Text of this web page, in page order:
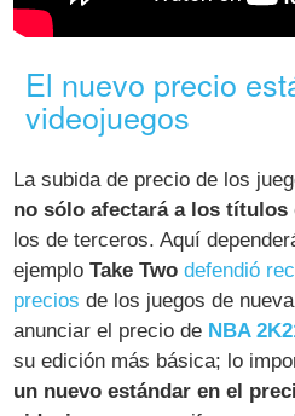
El nuevo precio
videojuegos
La subida de precio de los
no sólo afectará a los títulos
los de terceros. Aquí
ejemploTake Two defendió
precios de los juegos de
anunciar el precio de NBA
su edición más básica; lo
un nuevo estándar en el